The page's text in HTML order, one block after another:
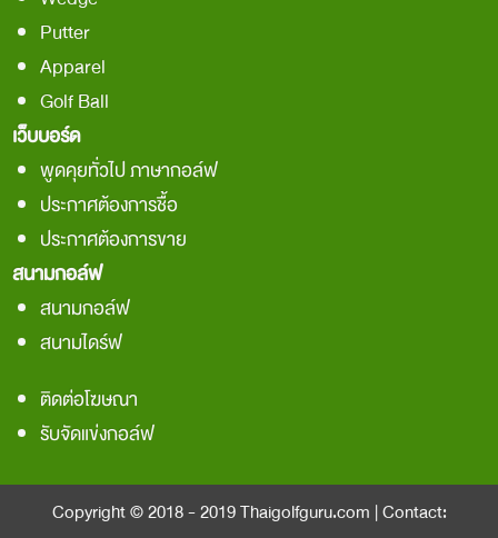
Putter
Apparel
Golf Ball
เว็บบอร์ด
พูดคุยทั่วไป ภาษากอล์ฟ
ประกาศต้องการชื้อ
ประกาศต้องการขาย
สนามกอล์ฟ
สนามกอล์ฟ
สนามไดร์ฟ
ติดต่อโฆษณา
รับจัดแข่งกอล์ฟ
Copyright © 2018 - 2019Thaigolfguru.com | Contact: